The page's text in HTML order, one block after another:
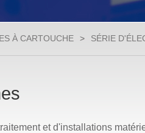
À CARTOUCHE > SÉRIE
et d'installations